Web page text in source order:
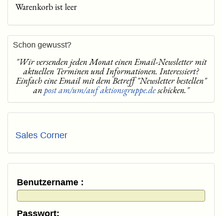
Warenkorb ist leer
Schon gewusst?
"Wir versenden jeden Monat einen Email-Newsletter mit
aktuellen Terminen und Informationen. Interessiert?
Einfach eine Email mit dem Betreff "Newsletter bestellen"
anpost am/um/auf aktionsgruppe.deschicken."
Sales Corner
Benutzername :
Passwort: